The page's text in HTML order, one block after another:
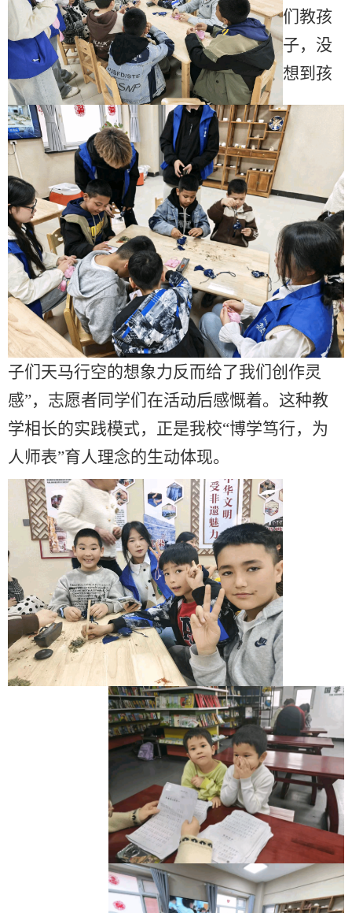
们教孩
子，没
想到孩
子们天马行空的想象力反而给了我们创作灵
感”，志愿者同学们在活动后感慨着。这种教
学相长的实践模式，正是我校“博学笃行，为
人师表”育人理念的生动体现。